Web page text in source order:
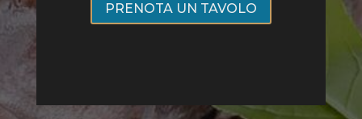
PRENOTA UN TAVOLO